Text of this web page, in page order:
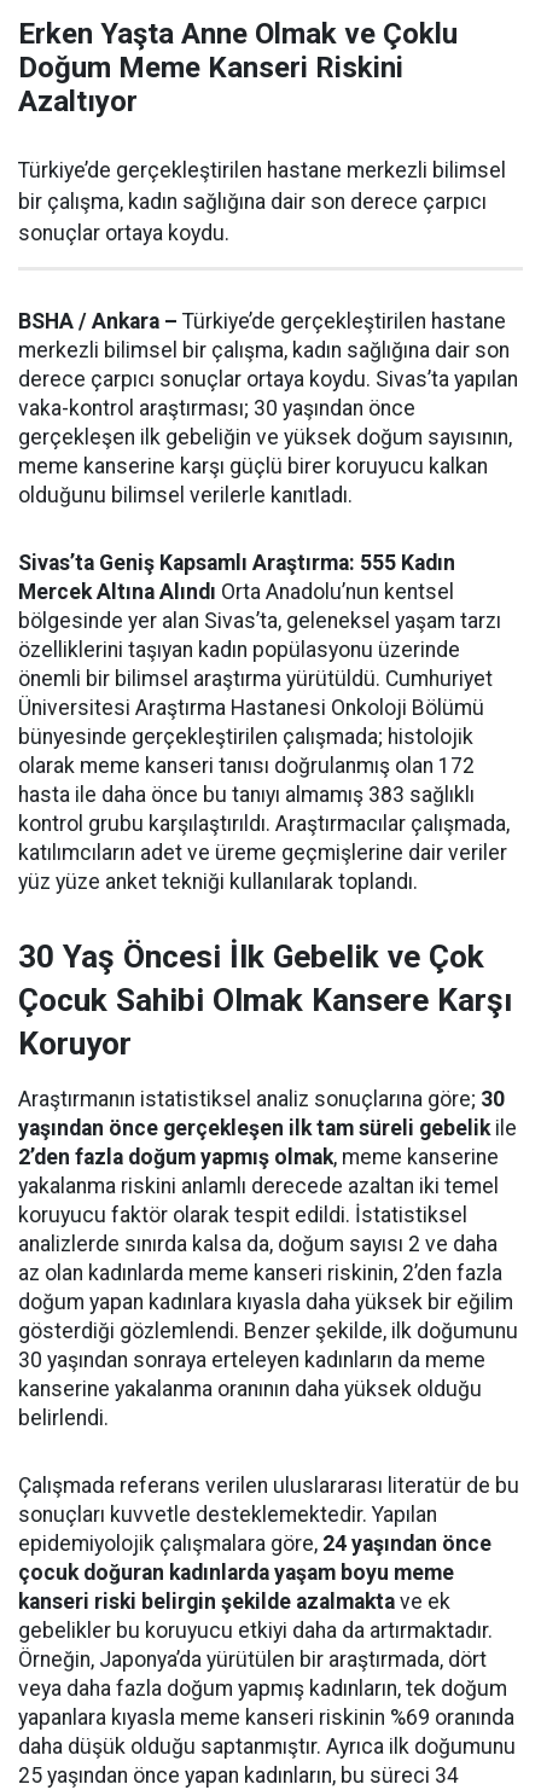
Erken Yaşta Anne Olmak ve Çoklu
Doğum Meme Kanseri Riskini
Azaltıyor
Türkiye’de gerçekleştirilen hastane merkezli bilimsel
bir çalışma, kadın sağlığına dair son derece çarpıcı
sonuçlar ortaya koydu.
BSHA / Ankara – Türkiye’de gerçekleştirilen hastane
merkezli bilimsel bir çalışma, kadın sağlığına dair son
derece çarpıcı sonuçlar ortaya koydu. Sivas’ta yapılan
vaka-kontrol araştırması; 30 yaşından önce
gerçekleşen ilk gebeliğin ve yüksek doğum sayısının,
meme kanserine karşı güçlü birer koruyucu kalkan
olduğunu bilimsel verilerle kanıtladı.
Sivas’ta Geniş Kapsamlı Araştırma: 555 Kadın
Mercek Altına Alındı Orta Anadolu’nun kentsel
bölgesinde yer alan Sivas’ta, geleneksel yaşam tarzı
özelliklerini taşıyan kadın popülasyonu üzerinde
önemli bir bilimsel araştırma yürütüldü. Cumhuriyet
Üniversitesi Araştırma Hastanesi Onkoloji Bölümü
bünyesinde gerçekleştirilen çalışmada; histolojik
olarak meme kanseri tanısı doğrulanmış olan 172
hasta ile daha önce bu tanıyı almamış 383 sağlıklı
kontrol grubu karşılaştırıldı. Araştırmacılar çalışmada,
katılımcıların adet ve üreme geçmişlerine dair veriler
yüz yüze anket tekniği kullanılarak toplandı.
30 Yaş Öncesi İlk Gebelik ve Çok
Çocuk Sahibi Olmak Kansere Karşı
Koruyor
Araştırmanın istatistiksel analiz sonuçlarına göre; 30
yaşından önce gerçekleşen ilk tam süreli gebelikile
2’den fazla doğum yapmış olmak, meme kanserine
yakalanma riskini anlamlı derecede azaltan iki temel
koruyucu faktör olarak tespit edildi. İstatistiksel
analizlerde sınırda kalsa da, doğum sayısı 2 ve daha
az olan kadınlarda meme kanseri riskinin, 2’den fazla
doğum yapan kadınlara kıyasla daha yüksek bir eğilim
gösterdiği gözlemlendi. Benzer şekilde, ilk doğumunu
30 yaşından sonraya erteleyen kadınların da meme
kanserine yakalanma oranının daha yüksek olduğu
belirlendi.
Çalışmada referans verilen uluslararası literatür de bu
sonuçları kuvvetle desteklemektedir. Yapılan
epidemiyolojik çalışmalara göre, 24 yaşından önce
çocuk doğuran kadınlarda yaşam boyu meme
kanseri riski belirgin şekilde azalmakta ve ek
gebelikler bu koruyucu etkiyi daha da artırmaktadır.
Örneğin, Japonya’da yürütülen bir araştırmada, dört
veya daha fazla doğum yapmış kadınların, tek doğum
yapanlara kıyasla meme kanseri riskinin %69 oranında
daha düşük olduğu saptanmıştır. Ayrıca ilk doğumunu
25 yaşından önce yapan kadınların, bu süreci 34